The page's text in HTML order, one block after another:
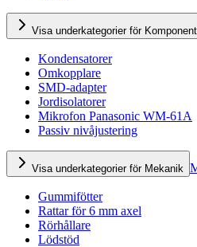
Visa underkategorier för
Kondensatorer
Omkopplare
SMD-adapter
Jordisolatorer
Mikrofon Panasonic WM-61A
Passiv nivåjustering
Visa underkategorier för Mekanik
Gummifötter
Rattar för 6 mm axel
Rörhållare
Lödstöd